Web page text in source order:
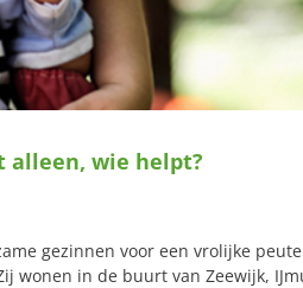
alleen, wie helpt?
gezinnen voor een vrolijke
wonen in de buurt van Zeewijk,